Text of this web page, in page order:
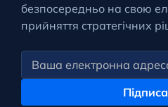
безпосередньо на свою
прийняття стратегічних